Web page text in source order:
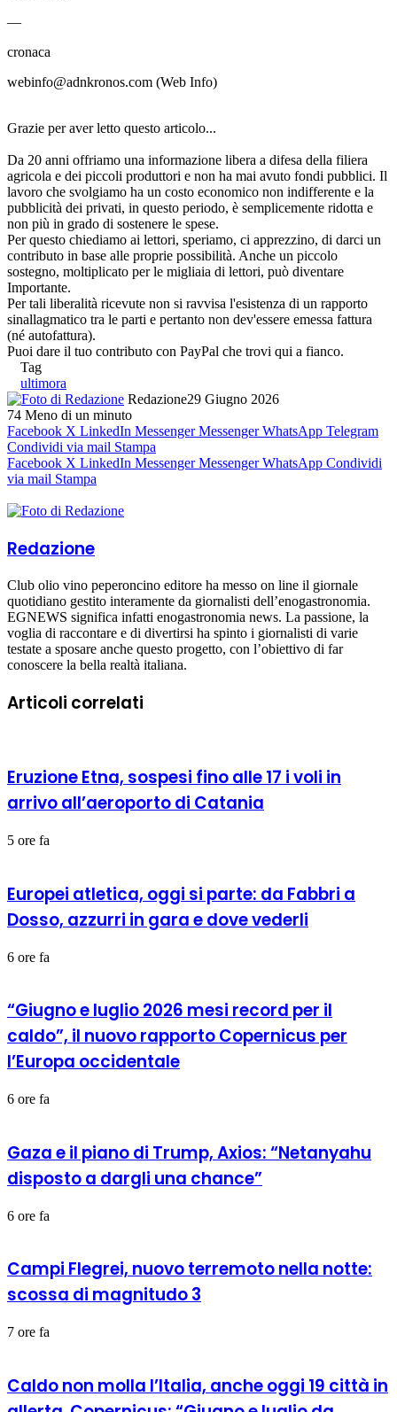
—
cronaca
webinfo@adnkronos.com (Web Info)
Grazie per aver letto questo articolo...
Da 20 anni offriamo una informazione libera a difesa della filiera
agricola e dei piccoli produttori e non ha mai avuto fondi pubblici. Il
lavoro che svolgiamo ha un costo economico non indifferente e la
pubblicità dei privati, in questo periodo, è semplicemente ridotta e
non più in grado di sostenere le spese.
Per questo chiediamo ai lettori, speriamo, ci apprezzino, di darci un
contributo in base alle proprie possibilità. Anche un piccolo
sostegno, moltiplicato per le migliaia di lettori, può diventare
Importante.
Per tali liberalità ricevute non si ravvisa l'esistenza di un rapporto
sinallagmatico tra le parti e pertanto non dev'essere emessa fattura
(né autofattura).
Puoi dare il tuo contributo con PayPal che trovi qui a fianco.
Tag
ultimora
Redazione29 Giugno 2026
74 Meno di un minuto
Facebook X LinkedIn Messenger Messenger WhatsApp Telegram
Condividi via mail Stampa
Facebook X LinkedIn Messenger Messenger WhatsApp Condividi
via mail Stampa
Redazione
Club olio vino peperoncino editore ha messo on line il giornale
quotidiano gestito interamente da giornalisti dell’enogastronomia.
EGNEWS significa infatti enogastronomia news. La passione, la
voglia di raccontare e di divertirsi ha spinto i giornalisti di varie
testate a sposare anche questo progetto, con l’obiettivo di far
conoscere la bella realtà italiana.
Articoli correlati
Eruzione Etna, sospesi fino alle 17 i voli in
arrivo all’aeroporto di Catania
5 ore fa
Europei atletica, oggi si parte: da Fabbri a
Dosso, azzurri in gara e dove vederli
6 ore fa
“Giugno e luglio 2026 mesi record per il
caldo”, il nuovo rapporto Copernicus per
l’Europa occidentale
6 ore fa
Gaza e il piano di Trump, Axios: “Netanyahu
disposto a dargli una chance”
6 ore fa
Campi Flegrei, nuovo terremoto nella notte:
scossa di magnitudo 3
7 ore fa
Caldo non molla l’Italia, anche oggi 19 città in